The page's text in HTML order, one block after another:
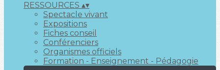
RESSOURCES ▴▾
Spectacle vivant
Expositions
Fiches conseil
Conférenciers
Organismes officiels
Formation - Enseignement - Pédagogie